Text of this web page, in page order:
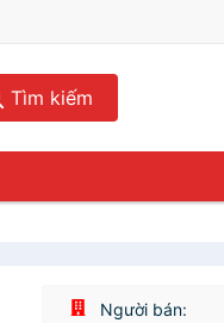
Tìm kiếm
Người bán: